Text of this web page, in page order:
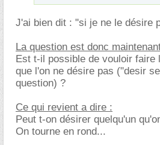
J'ai bien dit : "si je ne le désire
La question est donc
Est t-il possible de vouloir faire
que l'on ne désire pas ("desir
question) ?
Ce qui revient a dire :
Peut t-on désirer quelqu'un
On tourne en rond...